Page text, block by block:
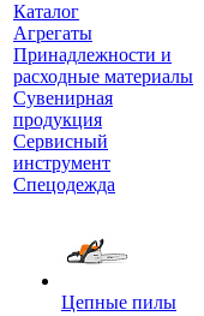
Каталог
Агрегаты
Принадлежности и
расходные материалы
Сувенирная
продукция
Сервисный
инструмент
Спецодежда
Цепные пилы